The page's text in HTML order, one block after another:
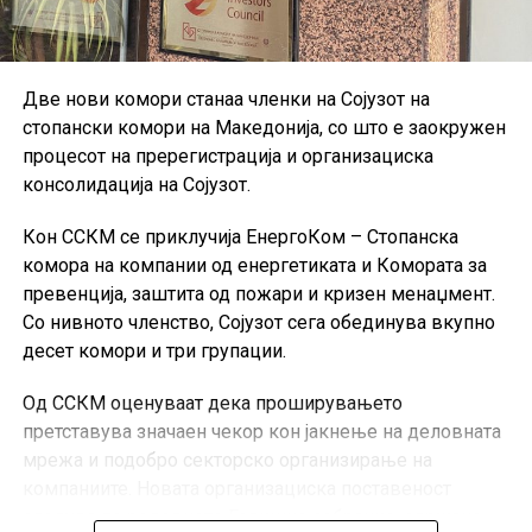
Две нови комори станаа членки на Сојузот на
стопански комори на Македонија, со што е заокружен
процесот на пререгистрација и организациска
консолидација на Сојузот.
Кон ССКМ се приклучија ЕнергоКом – Стопанска
комора на компании од енергетиката и Комората за
превенција, заштита од пожари и кризен менаџмент.
Со нивното членство, Сојузот сега обединува вкупно
десет комори и три групации.
Од ССКМ оценуваат дека проширувањето
претставува значаен чекор кон јакнење на деловната
мрежа и подобро секторско организирање на
следува по редовното Годишно собрание, одржано